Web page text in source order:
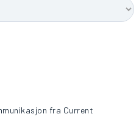
fra Current